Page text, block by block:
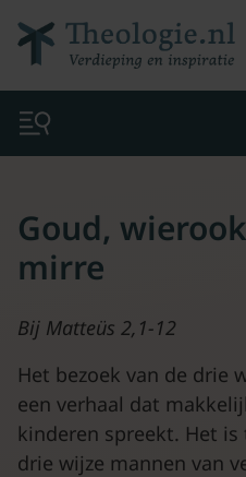
Goud,
mirre
Bij Matteüs 2,1-12
Het bezoek van de drie
een verhaal dat
kinderen spreekt. Het
drie wijze mannen van